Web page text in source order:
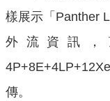
樣展示「Panther
外流資訊，
傳。